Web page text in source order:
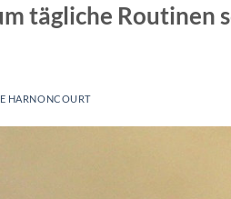
tägliche Routinen
HARNONCOURT